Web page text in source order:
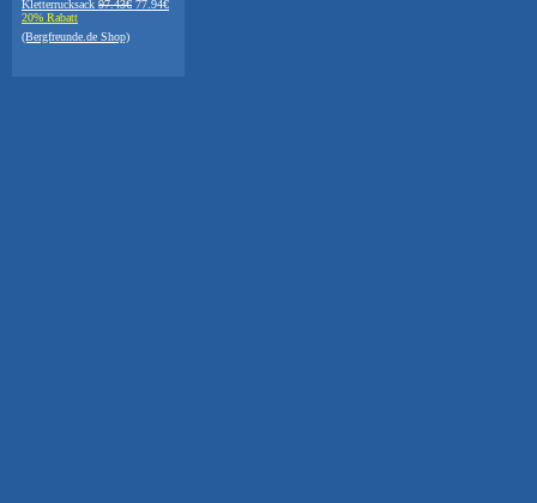
Kletterrucksack 97.43€ 77.94€
20% Rabatt
(Bergfreunde.de Shop)